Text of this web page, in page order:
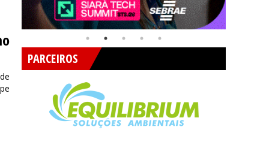
PARCEIROS